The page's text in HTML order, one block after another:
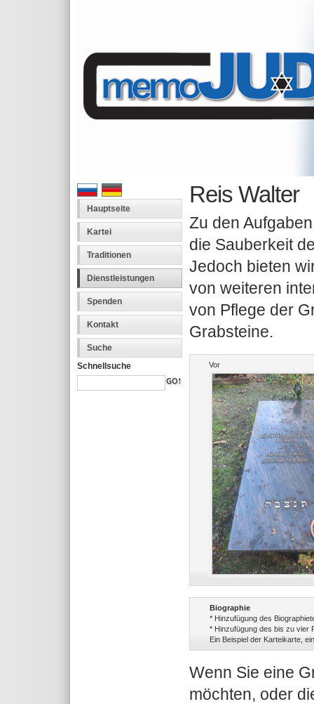
Hauptseite
Kartei
Traditionen
Dienstleistungen
Spenden
Kontakt
Suche
Schnellsuche
Reis Walter
Zu den
die Sauberkeit
Jedoch bieten
von weiteren
von Pflege der
Grabsteine.
Vor
Biographie
* Hinzufügung des
* Hinzufügung des bis zu vier
Ein Beispiel der Karteikarte,
Wenn Sie eine
möchten, oder